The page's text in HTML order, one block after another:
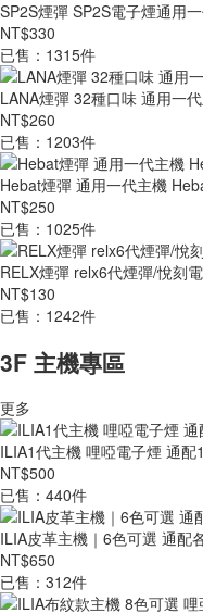
SP2S煙彈 SP2S電子煙通用
NT$330
已售：1315件
LANA煙彈 32種口味 通用一
NT$260
已售：1203件
Hebat煙彈 通用一代主機
NT$250
已售：1025件
RELX煙彈 relx6代煙彈/悅刻
NT$130
已售：1242件
3F 主機專區
更多
ILIA1代主機 哩啞電子煙 通
NT$500
已售：440件
ILIA皮革主機｜6色可選 通配
NT$650
已售：312件